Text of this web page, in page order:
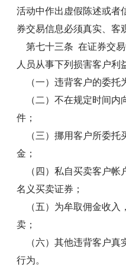
活动中作出虚假陈述或者
券交易信息必须真实、客
第七十三条 在证券交
人员从事下列损害客户利
（一）违背客户的委托
（二）不在规定时间内
件；
（三）挪用客户所委托
金；
（四）私自买卖客户帐
名义买卖证券；
（五）为牟取佣金收入
卖；
（六）其他违背客户真
行为。